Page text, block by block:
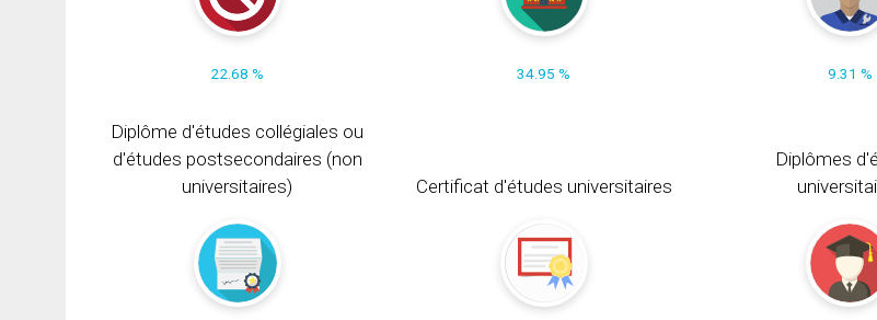
22.68 % 34.95 % 9.31 %
Diplôme d'études collégiales ou
d'études postsecondaires (non
universitaires)
Certificat d'études universitaires
Diplômes